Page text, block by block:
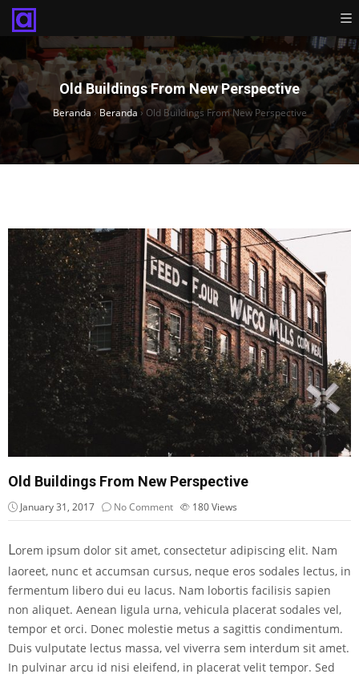
Old Buildings From New Perspective
Beranda› Beranda › Old Buildings From New Perspective
Old Buildings From New Perspective
January 31, 2017 No Comment 180Views
Lorem ipsum dolor sit amet, consectetur adipiscing elit. Nam
laoreet, nunc et accumsan cursus, neque eros sodales lectus, in
fermentum libero dui eu lacus. Nam lobortis facilisis sapien
non aliquet. Aenean ligula urna, vehicula placerat sodales vel,
tempor et orci. Donec molestie metus a sagittis condimentum.
Duis vulputate lectus massa, vel viverra sem interdum sit amet.
In pulvinar arcu id nisi eleifend, in placerat velit tempor. Sed